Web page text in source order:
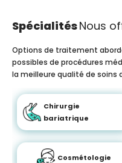
SpécialitésNous
Options de traitement
possibles de procédures
la meilleure qualité de soins
Chirurgie
bariatrique
Cosmétologie